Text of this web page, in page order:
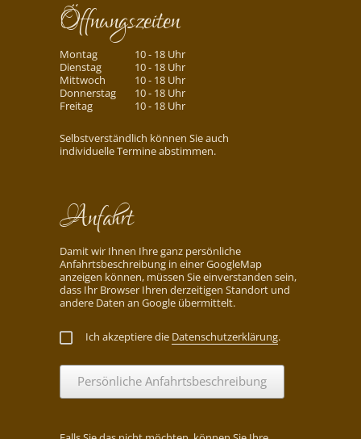
Öffnungszeiten
Montag
10 - 18 Uhr
Dienstag
10 - 18 Uhr
Mittwoch
10 - 18 Uhr
Donnerstag
10 - 18 Uhr
Freitag
10 - 18 Uhr
Selbstverständlich können Sie auch
individuelle Termine abstimmen.
Anfahrt
Damit wir Ihnen Ihre ganz persönliche
Anfahrtsbeschreibung in einer GoogleMap
anzeigen können, müssen Sie einverstanden sein,
dass Ihr Browser Ihren derzeitigen Standort und
andere Daten an Google übermittelt.
Ich akzeptiere die Datenschutzerklärung.
Persönliche Anfahrtsbeschreibung